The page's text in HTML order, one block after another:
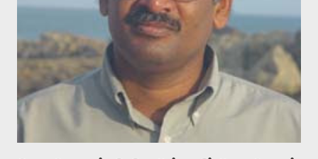
ஆனால் எழுத்தில் கீழ்மைப்படுத்துவார் என்று நினைக்கவில்லை.
ஏனென்றால் பதின்பருவத்தில் இருந்தே அவர் அளவுக்கு நான் நேசித்த,
மரியாதை செலுத்தின, ஆராதித்த ஒரு ஆளுமை வேறில்லை.
ஜெயமோகனின் கட்டுரைக்கு எதிர்வினையாற்றுவதை ஆரம்பத்தில்
தவிர்த்து விட வேண்டும் என்று நினைத்தேன். ஆனால் அவர் என்னைப்
பற்றின பல தனிப்பட்ட தகவல்களை திரித்து எழுதினதால் பதில் எழு...